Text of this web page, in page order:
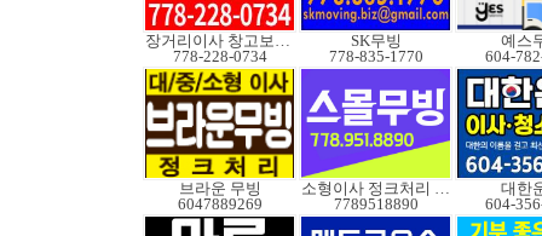
장거리이사 창고보관정크
778-228-0734
SK무빙
778-835-1770
예스
604-
브라운 무빙
6047889269
소형이사 정크처리 무빙
7789518890
대한
604-